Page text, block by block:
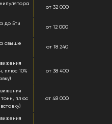
от 32 000
до 5ти
от 12 000
свыше
от 18 240
плюс 10%
от 38 400
плюс
от 48 000